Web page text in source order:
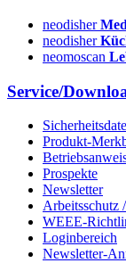
neodisher
neodisher
neomoscan
Service/
Produkt-
Prospekte
Newsletter
Arbeitsschutz
WEEE-
Loginbereich
Newsletter-